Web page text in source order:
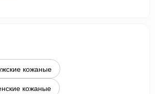
кожаные
кожаные